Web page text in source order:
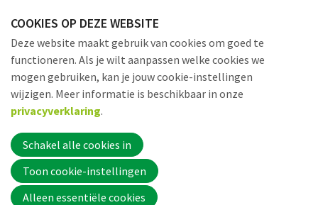
links
over
Jump
to
navigation
to
main
content
Word nu lid
COOKIES OP DEZE WEBSITE
Deze website maakt gebruik van cookies om goed te
functioneren. Als je wilt aanpassen welke cookies we
mogen gebruiken, kan je jouw cookie-instellingen
wijzigen. Meer informatie is beschikbaar in onze
privacyverklaring.
Schakel alle cookies in
Toon cookie-instellingen
Alleen essentiële cookies